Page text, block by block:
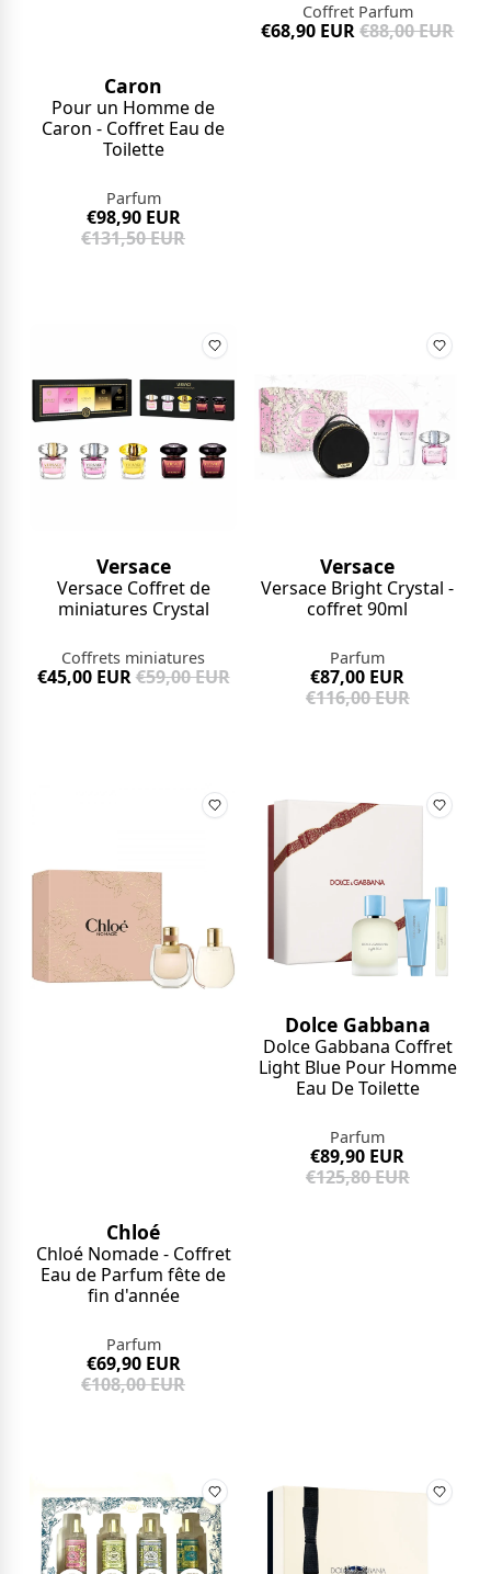
Caron
Pour un Homme de
Caron - Coffret Eau de
Toilette
Parfum
€98,90 EUR
€131,50 EUR
Coffret Parfum
€68,90 EUR€88,00 EUR
Versace
Versace Coffret de
miniatures Crystal
Coffrets miniatures
€45,00 EUR€59,00 EUR
Versace
Versace Bright Crystal -
coffret 90ml
Parfum
€87,00 EUR
€116,00 EUR
Chloé
Chloé Nomade - Coffret
Eau de Parfum fête de
fin d'année
Parfum
€69,90 EUR
€108,00 EUR
Dolce Gabbana
Dolce Gabbana Coffret
Light Blue Pour Homme
Eau De Toilette
Parfum
€89,90 EUR
€125,80 EUR